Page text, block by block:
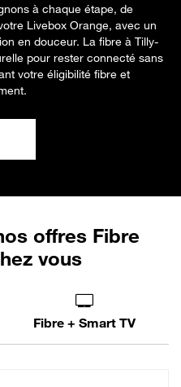
à chaque étape, de
Livebox Orange, avec un
en douceur. La fibre à Tilly-
pour rester connecté sans
votre éligibilité fibre et
offres Fibre
vous
Fibre + Smart TV